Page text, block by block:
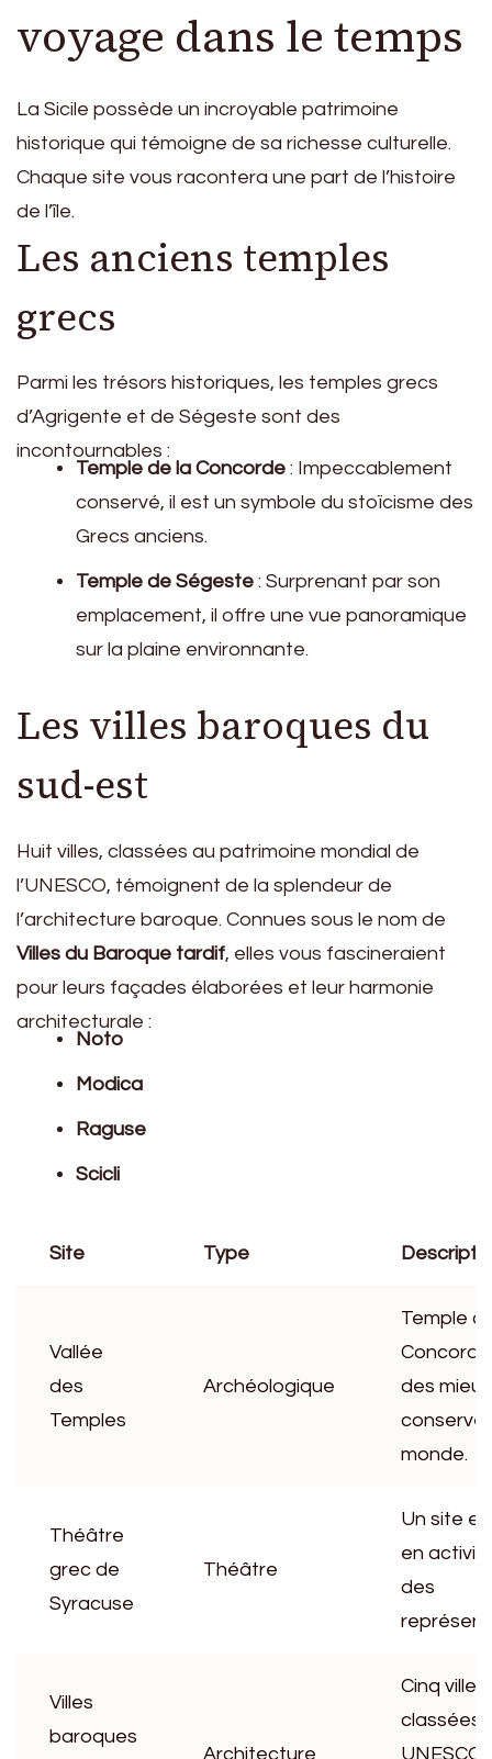
voyage dans le temps
La Sicile possède un incroyable patrimoine
historique qui témoigne de sa richesse culturelle.
Chaque site vous racontera une part de l’histoire
de l’île.
Les anciens temples
grecs
Parmi les trésors historiques, les temples grecs
d’Agrigente et de Ségeste sont des
incontournables :
Temple de la Concorde : Impeccablement
conservé, il est un symbole du stoïcisme des
Grecs anciens.
Temple de Ségeste : Surprenant par son
emplacement, il offre une vue panoramique
sur la plaine environnante.
Les villes baroques du
sud-est
Huit villes, classées au patrimoine mondial de
l’UNESCO, témoignent de la splendeur de
l’architecture baroque. Connues sous le nom de
Villes du Baroque tardif, elles vous fascineraient
pour leurs façades élaborées et leur harmonie
architecturale :
Noto
Modica
Raguse
Scicli
Site Type
Vallée
des
Temples
Archéologique
Temple
des mieux
monde.
Théâtre
grec de
Syracuse
Théâtre
Un site
en
des
Villes
baroques
Architecture
Cinq villes
classées